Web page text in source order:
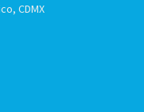
CDMX